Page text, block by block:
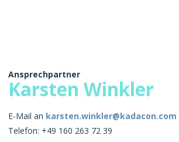
Ansprechpartner
Karsten Winkler
E-Mail an karsten.winkler@kadacon.com
Telefon: +49 160 263 72 39